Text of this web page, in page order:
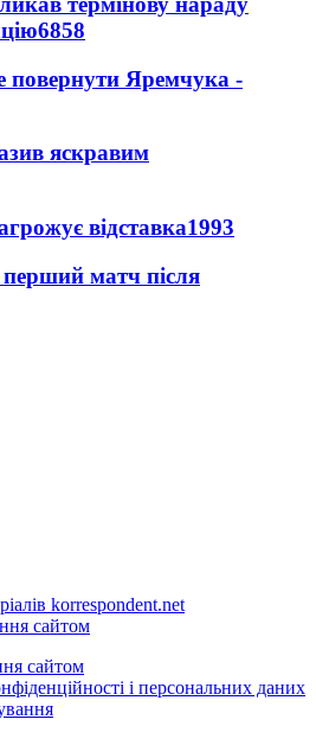
6858
повернути Яремчука -
яскравим
відставка1993
матч після
korrespondent.net
сайтом
сайтом
і персональних даних